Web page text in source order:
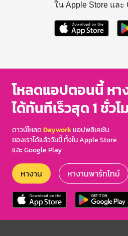
ใน Apple Store และ
โหลดแอปตอนนี้ หา
ได้ทันทีเร็วสุด 1 ชั่วโ
ดาวน์โหลดDayworkแอปพลิเคชัน
ของเราได้แล้ววันนี้ ทั้งใน Apple Store
และ Google Play
หางาน หางานพาร์ทไทม์